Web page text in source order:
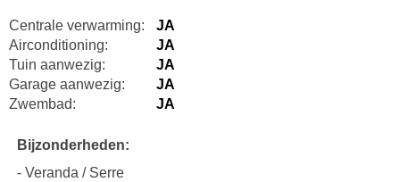
Centrale verwarming:
JA
Airconditioning:
JA
Tuin aanwezig:
JA
Garage aanwezig:
JA
Zwembad:
JA
Bijzonderheden:
- Veranda / Serre